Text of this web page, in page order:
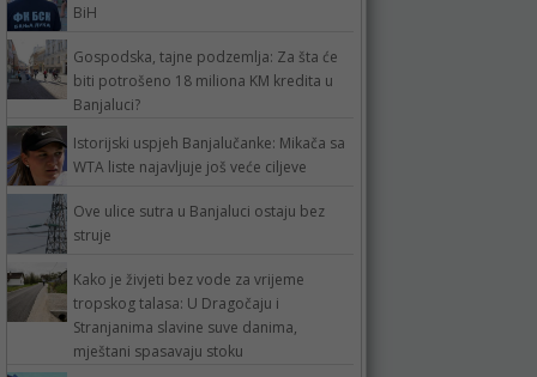
BiH
Gospodska, tajne podzemlja: Za šta će
biti potrošeno 18 miliona KM kredita u
Banjaluci?
Istorijski uspjeh Banjalučanke: Mikača sa
WTA liste najavljuje još veće ciljeve
Ove ulice sutra u Banjaluci ostaju bez
struje
Kako je živjeti bez vode za vrijeme
tropskog talasa: U Dragočaju i
Stranjanima slavine suve danima,
mještani spasavaju stoku